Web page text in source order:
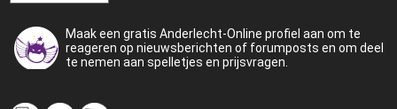
Maak een gratis Anderlecht-Online profiel aan om te
reageren op nieuwsberichten of forumposts en om deel
te nemen aan spelletjes en prijsvragen.